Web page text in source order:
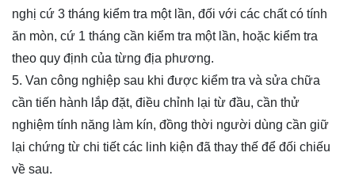
nghị cứ 3 tháng kiểm tra một lần, đối với các chất có tính
ăn mòn, cứ 1 tháng cần kiểm tra một lần, hoặc kiểm tra
theo quy định của từng địa phương.
5. Van công nghiệp sau khi được kiểm tra và sửa chữa
cần tiến hành lắp đặt, điều chỉnh lại từ đầu, cần thử
nghiệm tính năng làm kín, đồng thời người dùng cần giữ
lại chứng từ chi tiết các linh kiện đã thay thế để đối chiếu
về sau.